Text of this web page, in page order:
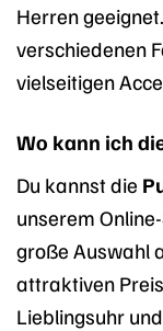
Herren
verschiedenen
vielseitigen
Wo kann ich
Du kannst die
unserem
große Auswahl
attraktiven
Lieblingsuhr